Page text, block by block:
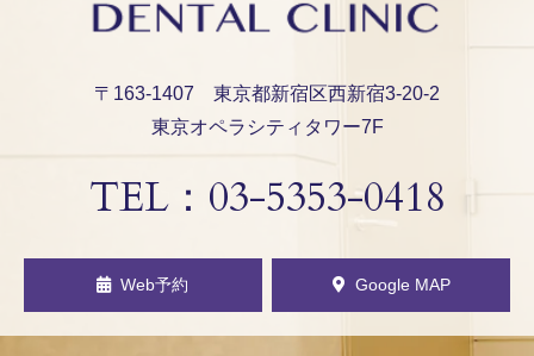
〒163-1407 東京都新宿区西新宿3-20-2
東京オペラシティタワー7F
TEL： 03-5353-0418
Web予約 Google MAP